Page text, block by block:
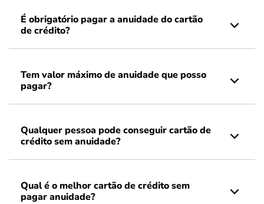
É obrigatório pagar a anuidade do cartão
de crédito?
Tem valor máximo de anuidade que posso
pagar?
Qualquer pessoa pode conseguir cartão de
crédito sem anuidade?
Qual é o melhor cartão de crédito sem
pagar anuidade?